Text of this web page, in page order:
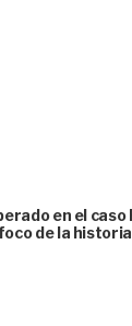
en el
de la historia